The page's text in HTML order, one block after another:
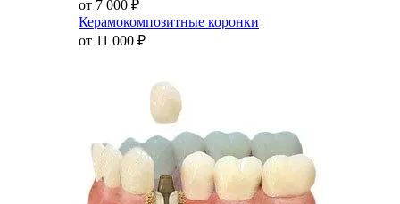
от 7 000 ₽
Керамокомпозитные коронки
от 11 000 ₽